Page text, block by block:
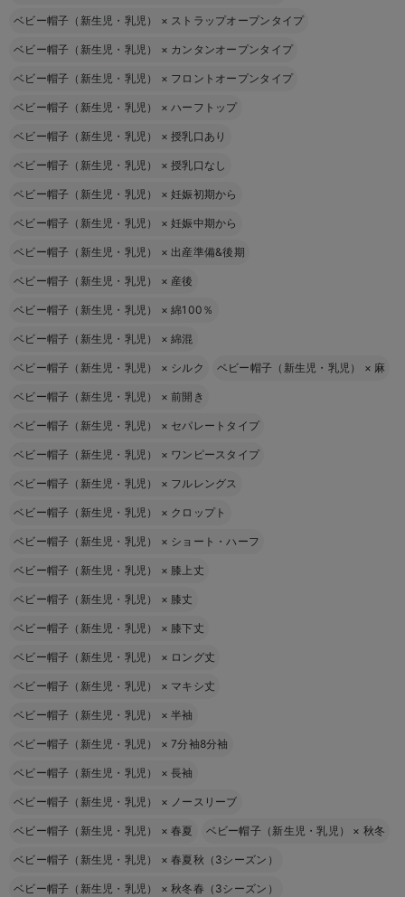
ベビー帽子（新生児・乳児） × ストラップオープンタイプ
ベビー帽子（新生児・乳児） × カンタンオープンタイプ
ベビー帽子（新生児・乳児） × フロントオープンタイプ
ベビー帽子（新生児・乳児） ×ハーフトップ
ベビー帽子（新生児・乳児） ×授乳口あり
ベビー帽子（新生児・乳児） ×授乳口なし
ベビー帽子（新生児・乳児） ×妊娠初期から
ベビー帽子（新生児・乳児） ×妊娠中期から
ベビー帽子（新生児・乳児） × 出産準備&後期
ベビー帽子（新生児・乳児） × 産後
ベビー帽子（新生児・乳児） ×綿100％
ベビー帽子（新生児・乳児） ×綿混
ベビー帽子（新生児・乳児） × シルク ベビー帽子（新生児・乳児） × 麻
ベビー帽子（新生児・乳児） ×前開き
ベビー帽子（新生児・乳児） × セパレートタイプ
ベビー帽子（新生児・乳児） × ワンピースタイプ
ベビー帽子（新生児・乳児） × フルレングス
ベビー帽子（新生児・乳児） × クロップト
ベビー帽子（新生児・乳児） × ショート・ハーフ
ベビー帽子（新生児・乳児） × 膝上丈
ベビー帽子（新生児・乳児） × 膝丈
ベビー帽子（新生児・乳児） × 膝下丈
ベビー帽子（新生児・乳児） × ロング丈
ベビー帽子（新生児・乳児） × マキシ丈
ベビー帽子（新生児・乳児） ×半袖
ベビー帽子（新生児・乳児） ×7分袖8分袖
ベビー帽子（新生児・乳児） ×長袖
ベビー帽子（新生児・乳児） × ノースリーブ
ベビー帽子（新生児・乳児） ×春夏 ベビー帽子（新生児・乳児） × 秋冬
ベビー帽子（新生児・乳児） ×春夏秋（3シーズン）
ベビー帽子（新生児・乳児） ×秋冬春（3シーズン）